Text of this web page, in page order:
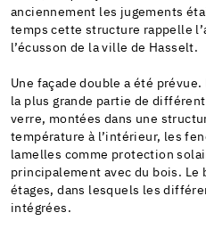
anciennement les jugements
temps cette structure rappelle
l’écusson de la ville de Hasselt.
Une façade double a été
la plus grande partie de
verre, montées dans une
température à l’intérieur, les
lamelles comme protection
principalement avec du bois.
étages, dans lesquels les
intégrées.